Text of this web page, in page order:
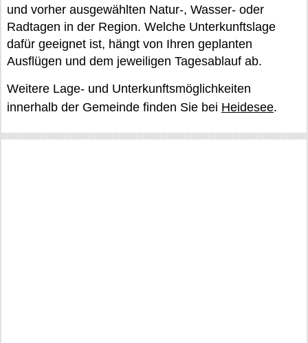
und vorher ausgewählten Natur-, Wasser- oder
Radtagen in der Region. Welche Unterkunftslage
dafür geeignet ist, hängt von Ihren geplanten
Ausflügen und dem jeweiligen Tagesablauf ab.
Weitere Lage- und Unterkunftsmöglichkeiten
innerhalb der Gemeinde finden Sie bei Heidesee.